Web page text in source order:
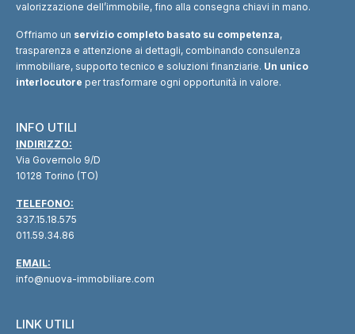
valorizzazione dell’immobile, fino alla consegna chiavi in mano.
Offriamo un servizio completo basato su competenza,
trasparenza e attenzione ai dettagli, combinando consulenza
immobiliare, supporto tecnico e soluzioni finanziarie. Un unico
interlocutore per trasformare ogni opportunità in valore.
INFO UTILI
INDIRIZZO:
Via Governolo 9/D
10128 Torino (TO)
TELEFONO:
337.15.18.575
011.59.34.86
EMAIL:
info@nuova-immobiliare.com
LINK UTILI